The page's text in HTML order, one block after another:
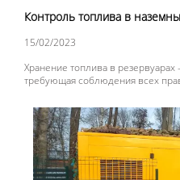
Контроль топлива в
15/02/2023
Хранение топлива в резервуарах
требующая соблюдения всех